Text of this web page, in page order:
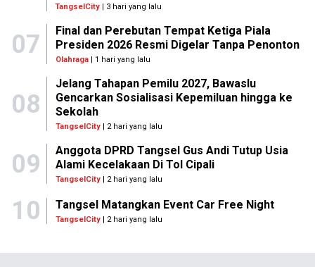
TangselCity | 3 hari yang lalu
07
Final dan Perebutan Tempat Ketiga Piala
Presiden 2026 Resmi Digelar Tanpa Penonton
Olahraga| 1 hari yang lalu
08
Jelang Tahapan Pemilu 2027, Bawaslu
Gencarkan Sosialisasi Kepemiluan hingga ke
Sekolah
TangselCity| 2 hari yang lalu
09
Anggota DPRD Tangsel Gus Andi Tutup Usia
Alami Kecelakaan Di Tol Cipali
TangselCity| 2 hari yang lalu
10 Tangsel Matangkan Event Car Free Night
TangselCity | 2 hari yang lalu